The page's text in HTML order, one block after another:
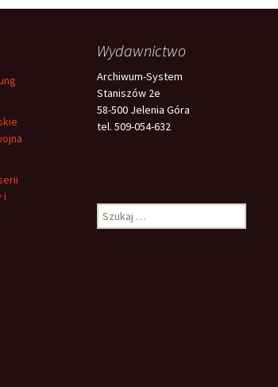
i
Wydawnictwo
Archiwum-System
Staniszów 2e
58-500 Jelenia Góra
tel. 509-054-632
Szukaj: